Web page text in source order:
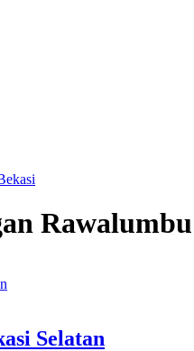
Selatan